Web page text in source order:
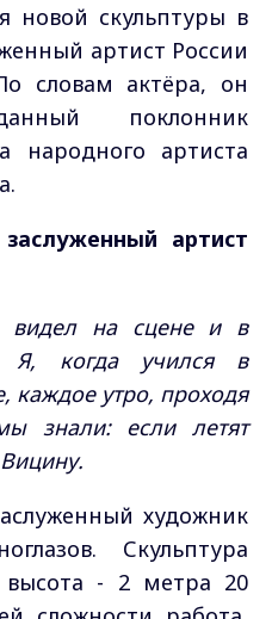
новой скульптуры в
артист России
словам актёра, он
поклонник
народного артиста
артист
видел на сцене и в
Я, когда учился в
каждое утро, проходя
знали: если летят
художник
Скульптура
высота - 2 метра 20